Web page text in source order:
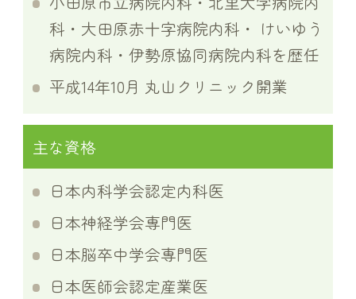
科・大田原赤十字病院内科・ けいゆう
病院内科・伊勢原協同病院内科を歴任
平成14年10月 丸山クリニック開業
主な資格
日本内科学会認定内科医
日本神経学会専門医
日本脳卒中学会専門医
日本医師会認定産業医